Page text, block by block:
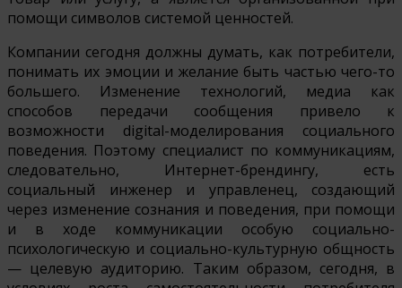
помощи символов системой ценностей.
Компании сегодня должны думать, как потребители,
понимать их эмоции и желание быть частью чего-то
большего. Изменение технологий, медиа как
способов передачи сообщения привело к
возможности digital-моделирования социального
поведения. Поэтому специалист по коммуникациям,
следовательно, Интернет-брендингу, есть
социальный инженер и управленец, создающий
через изменение сознания и поведения, при помощи
и в ходе коммуникации особую социально-
психологическую и социально-культурную общность
— целевую аудиторию. Таким образом, сегодня, в